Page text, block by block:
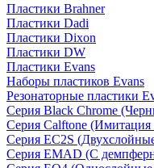
Пластики Brahner
Пластики Dadi
Пластики Dixon
Пластики DW
Пластики Evans
Наборы пластиков Evans
Резонаторные пластики
Серия Black Chrome
Серия Calftone
Серия EC2S
Серия EMAD (С